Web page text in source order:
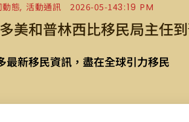
態, 活動通訊 2026-05-143:19 PM
美和普林西比移民局主任
最新移民資訊，盡在全球引力移民